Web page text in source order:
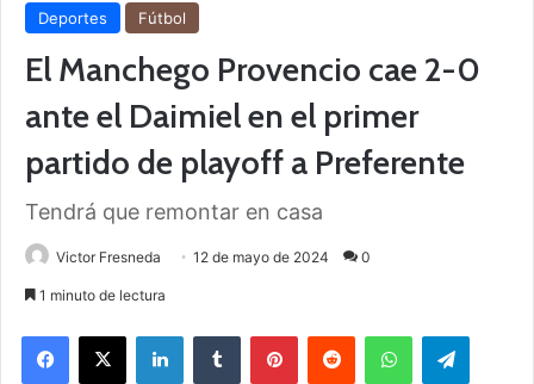
Deportes Fútbol
El Manchego Provencio cae 2-0
ante el Daimiel en el primer
partido de playoff a Preferente
Tendrá que remontar en casa
Victor Fresneda 12 de mayo de 2024 0
1 minuto de lectura